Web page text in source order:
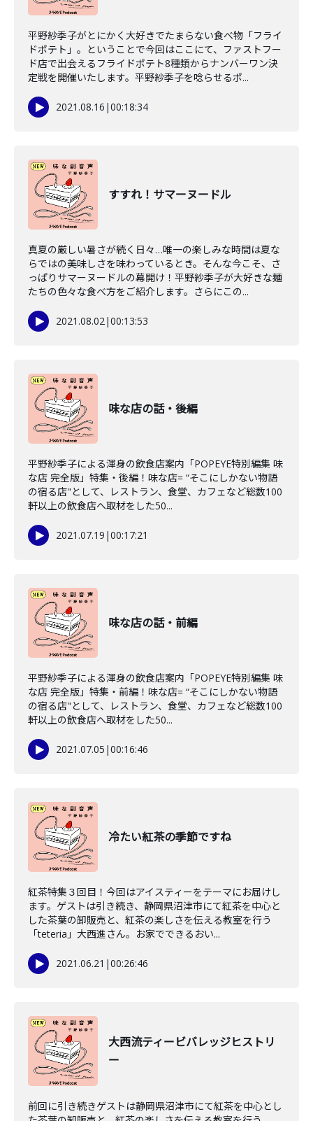
平野紗季子がとにかく大好きでたまらない食べ物「フライ
ドポテト」。ということで今回はここにて、ファストフー
ド店で出会えるフライドポテト8種類からナンバーワン決
定戦を開催いたします。平野紗季子を唸らせるポ...
2021.08.16 |00:18:34
すすれ！サマーヌードル
真夏の厳しい暑さが続く日々…唯一の楽しみな時間は夏な
らではの美味しさを味わっているとき。そんな今こそ、さ
っぱりサマーヌードルの幕開け！平野紗季子が大好きな麺
たちの色々な食べ方をご紹介します。さらにこの...
2021.08.02|00:13:53
味な店の話・後編
平野紗季子による渾身の飲食店案内「POPEYE特別編集 味
な店 完全版」特集・後編！味な店= “そこにしかない物語
の宿る店"として、レストラン、食堂、カフェなど総数100
軒以上の飲食店へ取材をした50...
2021.07.19 |00:17:21
味な店の話・前編
平野紗季子による渾身の飲食店案内「POPEYE特別編集 味
な店 完全版」特集・前編！味な店= “そこにしかない物語
の宿る店"として、レストラン、食堂、カフェなど総数100
軒以上の飲食店へ取材をした50...
2021.07.05 |00:16:46
冷たい紅茶の季節ですね
紅茶特集３回目！今回はアイスティーをテーマにお届けし
ます。ゲストは引き続き、静岡県沼津市にて紅茶を中心と
した茶葉の卸販売と、紅茶の楽しさを伝える教室を行う
「teteria」大西進さん。お家でできるおい...
2021.06.21 |00:26:46
大西流ティービバレッジヒストリ
ー
前回に引き続きゲストは静岡県沼津市にて紅茶を中心とし